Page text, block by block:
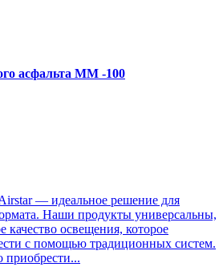
асфальта MM -100
— идеальное решение для
Наши продукты универсальны,
качество освещения, которое
с помощью традиционных систем.